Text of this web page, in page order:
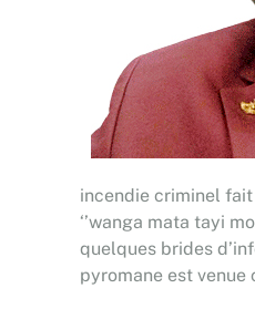
incendie criminel fait
‘’wanga mata tayi
quelques brides
pyromane est